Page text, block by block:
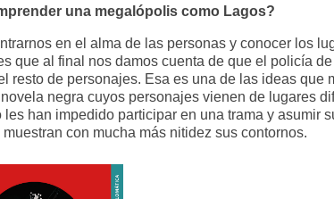
una megalópolis como Lagos?
en el alma de las personas y conocer los
que al final nos damos cuenta de que el policía
resto de personajes. Esa es una de las ideas que
negra cuyos personajes vienen de lugares
han impedido participar en una trama y asumir
con mucha más nitidez sus contornos.